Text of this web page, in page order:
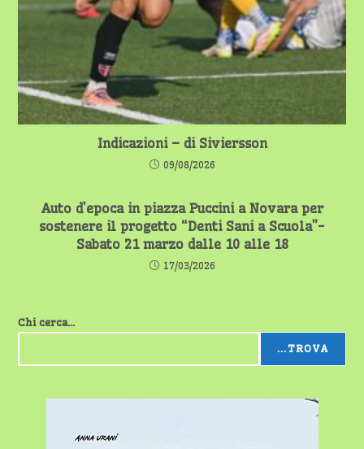
Indicazioni – di Siviersson
09/08/2026
Auto d’epoca in piazza Puccini a Novara per
sostenere il progetto “Denti Sani a Scuola”-
Sabato 21 marzo dalle 10 alle 18
17/03/2026
Chi cerca...
...TROVA